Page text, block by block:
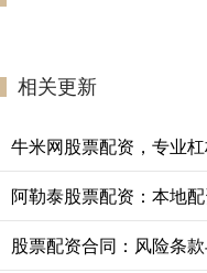
相关更新
牛米网股票配资，专业
阿勒泰股票配资：本地
股票配资合同：风险条